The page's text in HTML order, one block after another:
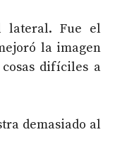
lateral. Fue el
la imagen
difíciles a
demasiado al